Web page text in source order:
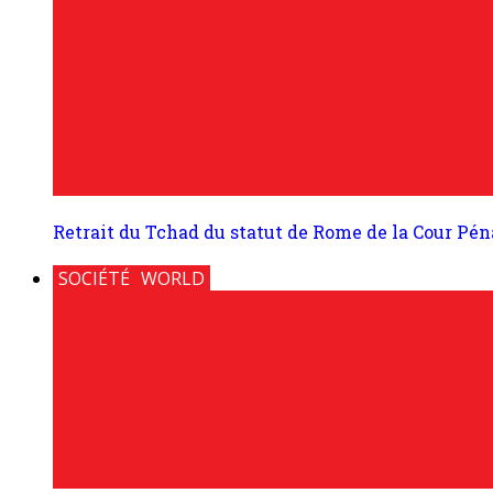
Retrait du Tchad du statut de Rome de la Cour
SOCIÉTÉ WORLD